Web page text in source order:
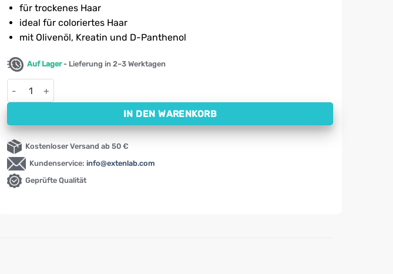
Kundenbewertung
für trockenes Haar
ideal für coloriertes Haar
mit Olivenöl, Kreatin und D-Panthenol
Auf Lager- Lieferung in 2–3 Werktagen
Kräuter-Tonikum für trockenes Haar LUNA Alpa (120 ml) Menge
IN DEN WARENKORB
Kostenloser Versand ab 50 €
Kundenservice: info@extenlab.com
Geprüfte Qualität